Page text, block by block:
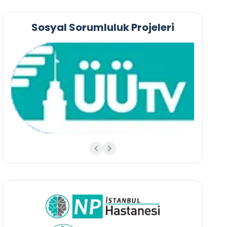
Sosyal Sorumluluk Projeleri